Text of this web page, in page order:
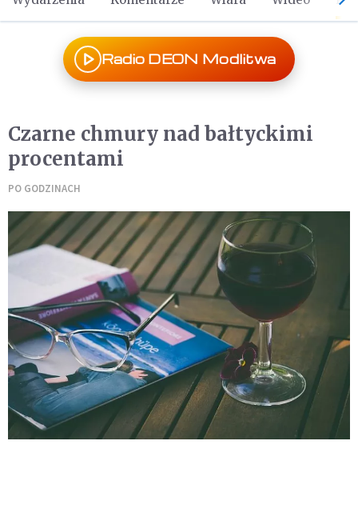
Radio DEON Modlitwa
Czarne chmury nad bałtyckimi
procentami
PO GODZINACH